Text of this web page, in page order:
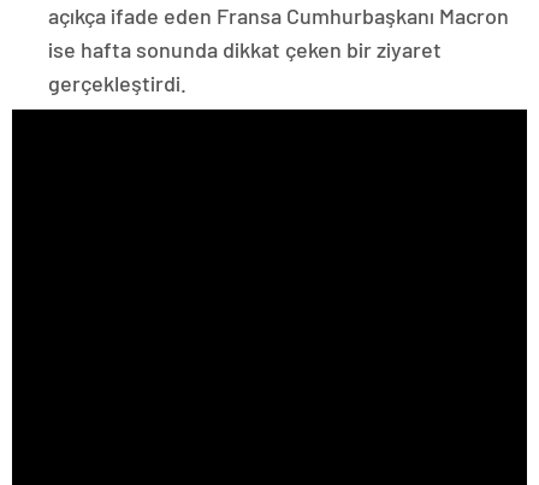
açıkça ifade eden Fransa Cumhurbaşkanı Macron
ise hafta sonunda dikkat çeken bir ziyaret
gerçekleştirdi.